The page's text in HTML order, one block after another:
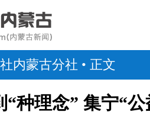
内蒙古分社 • 正文
“种理念” 集宁“